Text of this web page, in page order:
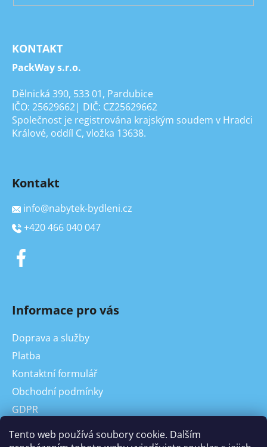
Tento web používá soubory cookie. Dalším
KONTAKT
PackWay s.r.o.
Dělnická 390, 533 01, Pardubice
IČO: 25629662| DIČ: CZ25629662
Společnost je registrována krajským soudem v Hradci
Králové, oddíl C, vložka 13638.
Kontakt
info@nabytek-bydleni.cz
+420 466 040 047
Informace pro vás
Doprava a služby
Platba
Kontaktní formulář
Obchodní podmínky
GDPR
On-line odstoupení od kupní smlouvy, reklamace